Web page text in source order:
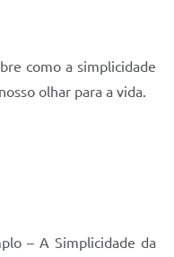
como a simplicidade
olhar para a vida.
– A Simplicidade da